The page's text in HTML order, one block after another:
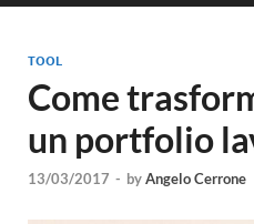
TOOL
Come
un portfolio
13/03/2017 - byAngelo Cerrone